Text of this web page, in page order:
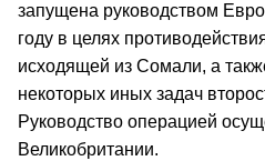
запущена руководством
году в целях
исходящей из Сомали, а
некоторых иных задач
Руководство операцией
Великобритании.